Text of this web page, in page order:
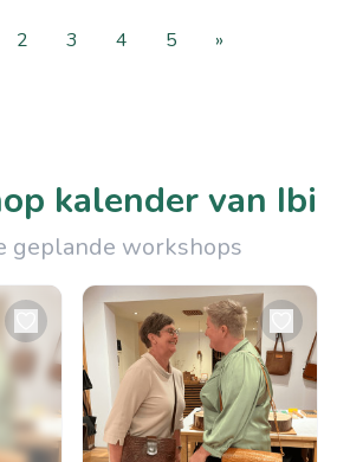
2 3 4 5 »
kalender van Ibi
geplande workshops